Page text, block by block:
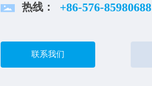
热线： +86-576-85980688
联系我们